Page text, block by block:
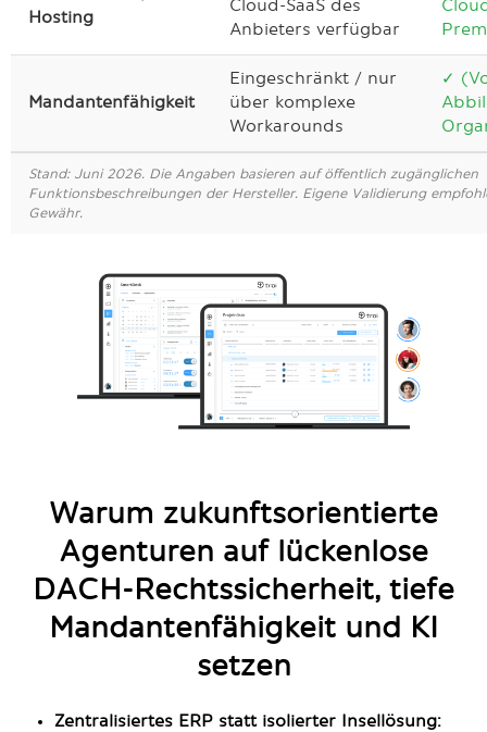
Hosting
Cloud-SaaS des
Anbieters verfügbar
Mandantenfähigkeit
Eingeschränkt / nur
über komplexe
Workarounds
✓
Stand: Juni 2026. Die Angaben basieren auf öffentlich zugänglichen
Funktionsbeschreibungen der Hersteller. Eigene Validierung
Gewähr.
Warum zukunftsorientierte
Agenturen auf lückenlose
DACH-Rechtssicherheit, tiefe
Mandantenfähigkeit und KI
setzen
Zentralisiertes ERP statt isolierter Insellösung: